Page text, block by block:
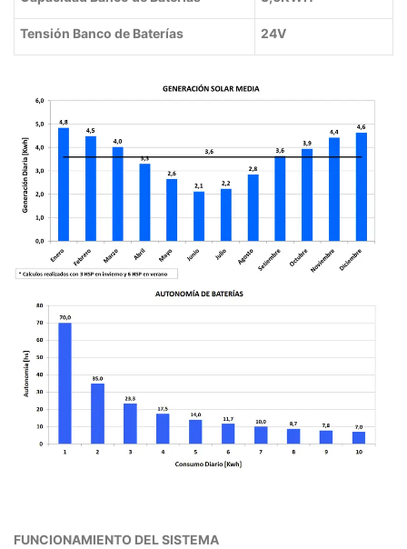
Tensión Banco de Baterías 24V
FUNCIONAMIENTO DEL SISTEMA